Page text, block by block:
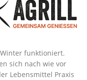
funktioniert.
sich nach wie vor
Lebensmittel Praxis